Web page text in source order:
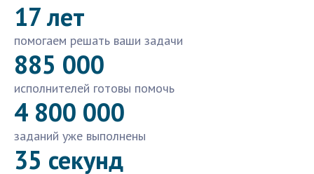
17 лет
помогаем решать ваши задачи
885 000
исполнителей готовы помочь
4 800 000
заданий уже выполнены
35 секунд